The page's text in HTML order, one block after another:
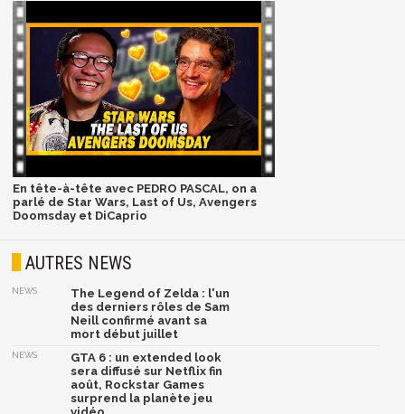
En tête-à-tête avec PEDRO PASCAL, on a
parlé de Star Wars, Last of Us, Avengers
Doomsday et DiCaprio
AUTRES NEWS
NEWS
The Legend of Zelda : l'un
des derniers rôles de Sam
Neill confirmé avant sa
mort début juillet
NEWS
GTA 6 : un extended look
sera diffusé sur Netflix fin
août, Rockstar Games
surprend la planète jeu